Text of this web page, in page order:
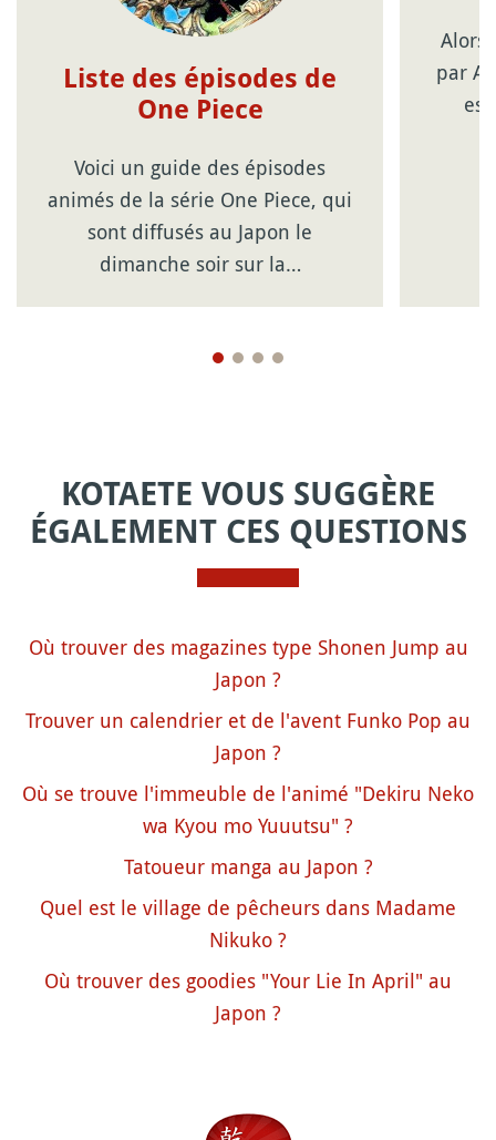
Liste des épisodes de
One Piece
Voici un guide des épisodes
animés de la série One Piece, qui
sont diffusés au Japon le
dimanche soir sur la…
Alors
par
KOTAETE VOUS SUGGÈRE
ÉGALEMENT CES QUESTIONS
Où trouver des magazines type Shonen Jump au
Japon ?
Trouver un calendrier et de l'avent Funko Pop au
Japon ?
Où se trouve l'immeuble de l'animé "Dekiru Neko
wa Kyou mo Yuuutsu" ?
Tatoueur manga au Japon ?
Quel est le village de pêcheurs dans Madame
Nikuko ?
Où trouver des goodies "Your Lie In April" au
Japon ?